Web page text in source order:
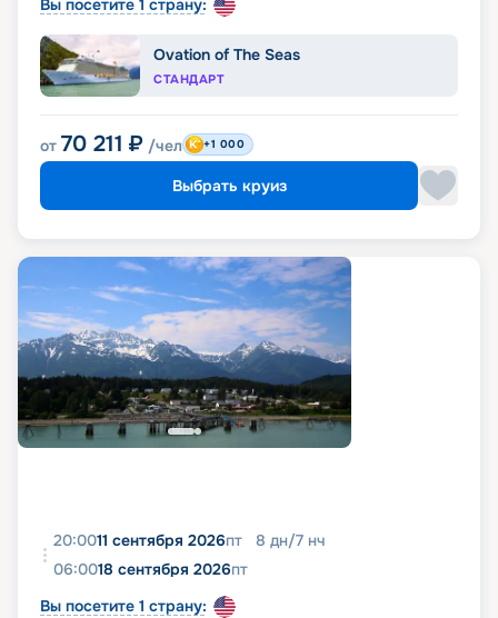
Вы посетите 1 страну:
Ovation of The Seas
СТАНДАРТ
от 70 211 ₽ /чел +1 000
Выбрать круиз
20:0011 сентября 2026пт 8 дн/7 нч
06:0018 сентября 2026пт
Вы посетите 1 страну: